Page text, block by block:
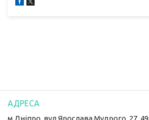
м.Дніпро, вул Ярослава Мудрого, 27,